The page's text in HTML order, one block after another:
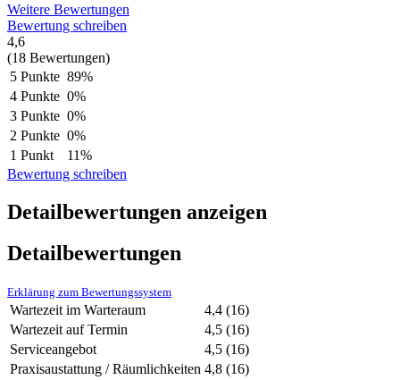
Weitere Bewertungen
Bewertung schreiben
4,6
(18 Bewertungen)
5 Punkte 89%
4 Punkte 0%
3 Punkte 0%
2 Punkte 0%
1 Punkt
11%
Bewertung schreiben
Detailbewertungen anzeigen
Detailbewertungen
Erklärung zum Bewertungssystem
Wartezeit im Warteraum 4,4 (16)
Wartezeit auf Termin
4,5 (16)
Serviceangebot
4,5 (16)
Praxisaustattung / Räumlichkeiten 4,8 (16)